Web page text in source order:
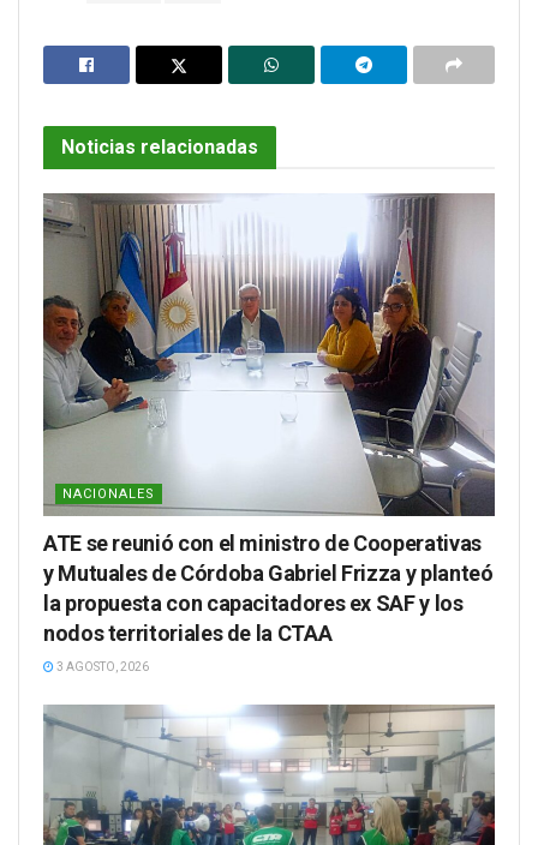
Noticias relacionadas
NACIONALES
ATE se reunió con el ministro de Cooperativas
y Mutuales de Córdoba Gabriel Frizza y planteó
la propuesta con capacitadores ex SAF y los
nodos territoriales de la CTAA
3 AGOSTO, 2026